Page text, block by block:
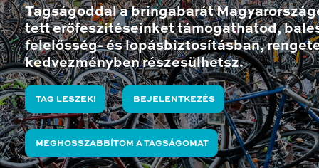
Tagságoddal a bringabarát
tett erőfeszítéseinket támogathatod,
felelősség- és lopásbiztosításban,
kedvezményben részesülhetsz.
TAG LESZEK! BEJELENTKEZÉS
MEGHOSSZABBÍTOM A TAGSÁGOMAT